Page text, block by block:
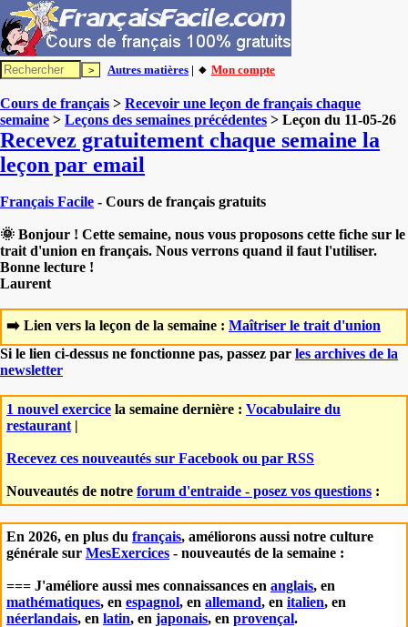
Autres matières | 🔸 Mon compte
Cours de français > Recevoir une leçon de français chaque
semaine > Leçons des semaines précédentes > Leçon du 11-05-26
Recevez gratuitement chaque semaine la
leçon par email
Français Facile - Cours de français gratuits
🌞 Bonjour ! Cette semaine, nous vous proposons cette fiche sur le
trait d'union en français. Nous verrons quand il faut l'utiliser.
Bonne lecture !
Laurent
➡️ Lien vers la leçon de la semaine : Maîtriser le trait d'union
Si le lien ci-dessus ne fonctionne pas, passez par les archives de la
newsletter
1 nouvel exercice la semaine dernière : Vocabulaire du
restaurant |
Recevez ces nouveautés sur Facebook ou par RSS
Nouveautés de notre forum d'entraide - posez vos questions :
En 2026, en plus du français, améliorons aussi notre culture
générale sur MesExercices - nouveautés de la semaine :
=== J'améliore aussi mes connaissances en anglais, en
mathématiques, en espagnol, en allemand, en italien, en
néerlandais, en latin, en japonais, en provençal.